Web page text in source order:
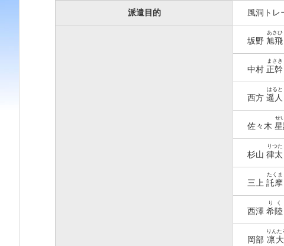
派遣目的 風洞トレ
坂野旭飛
あさひ
中村正幹
まさき
西方遥人
はると
佐々木
せ
杉山律太
りつた
三上託摩
たくま
西澤希陸
りく
岡部 凛
りんた